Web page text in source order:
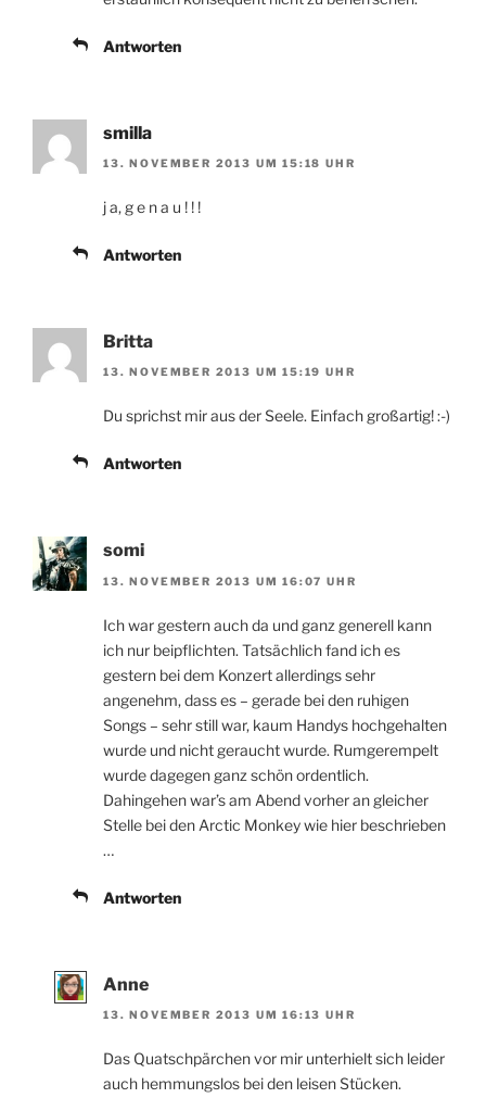
Antworten
smilla
13. NOVEMBER 2013 UM 15:18 UHR
j a, g e n a u ! ! !
Antworten
Britta
13. NOVEMBER 2013 UM 15:19 UHR
Du sprichst mir aus der Seele. Einfach großartig! :-)
Antworten
somi
13. NOVEMBER 2013 UM 16:07 UHR
Ich war gestern auch da und ganz generell kann
ich nur beipflichten. Tatsächlich fand ich es
gestern bei dem Konzert allerdings sehr
angenehm, dass es – gerade bei den ruhigen
Songs – sehr still war, kaum Handys hochgehalten
wurde und nicht geraucht wurde. Rumgerempelt
wurde dagegen ganz schön ordentlich.
Dahingehen war’s am Abend vorher an gleicher
Stelle bei den Arctic Monkey wie hier beschrieben
…
Antworten
Anne
13. NOVEMBER 2013 UM 16:13 UHR
Das Quatschpärchen vor mir unterhielt sich leider
auch hemmungslos bei den leisen Stücken.